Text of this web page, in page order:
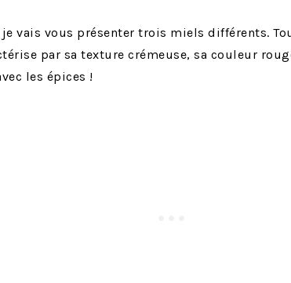
je vais vous présenter trois miels différents.
par sa texture crémeuse, sa couleur
les épices !